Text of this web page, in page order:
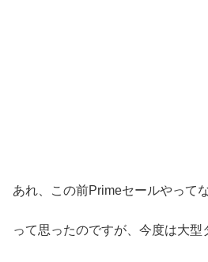
あれ、この前Primeセールやって
って思ったのですが、今度は大型